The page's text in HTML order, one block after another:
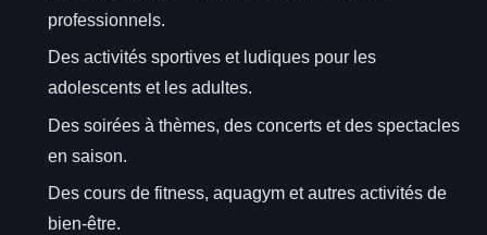
professionnels.
Des activités sportives et ludiques pour les
adolescents et les adultes.
Des soirées à thèmes, des concerts et des spectacles
en saison.
Des cours de fitness, aquagym et autres activités de
bien-être.